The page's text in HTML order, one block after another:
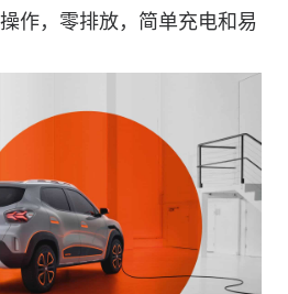
作，零排放，简单充电和易